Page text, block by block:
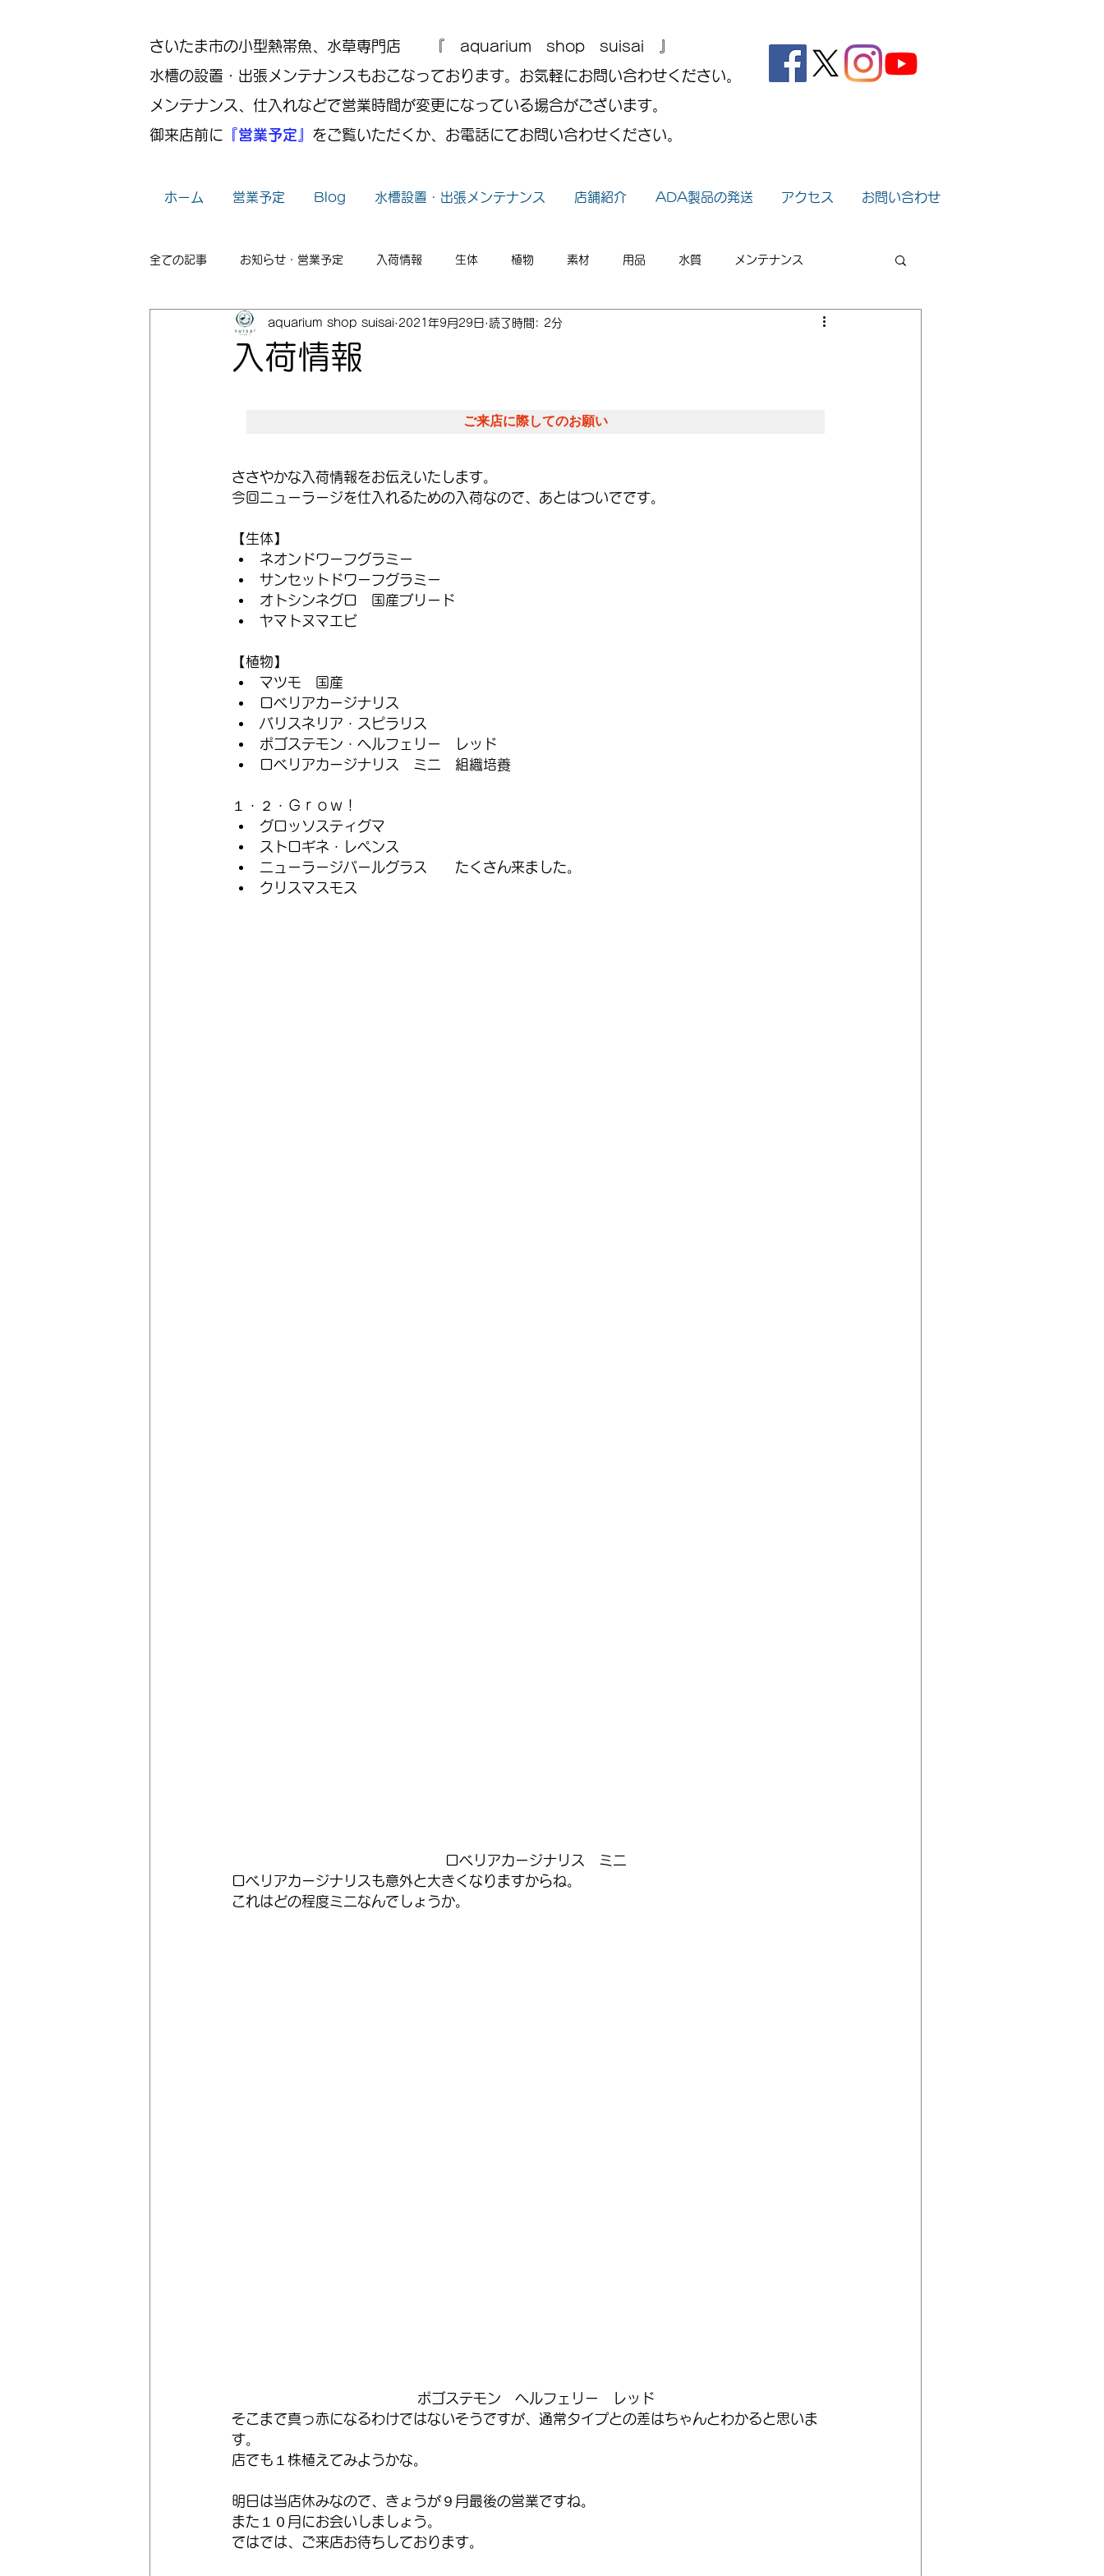
さいたま市の小型熱帯魚、水草専門店 『 aquarium shop suisai 』
水槽の設置・出張メンテナンスもおこなっております。お気軽にお問い合わせください。
メンテナンス、仕入れなどで営業時間が変更になっている場合がございます。
御来店前に 『営業予定』 をご覧いただくか、お電話にてお問い合わせください。
ホーム 営業予定 Blog 水槽設置・出張メンテナンス 店舗紹介 ADA製品の発送 アクセス お問い合わせ
全ての記事 お知らせ・営業予定 入荷情報 生体 植物 素材 用品 水質 メンテナンス
レイアウト 出張メンテナンス 小ネタ 2026年 2025年
入荷情報
aquarium shop suisai 2021年9月29日 読了時間: 2分
ご来店に際してのお願い
ささやかな入荷情報をお伝えいたします。
今回ニューラージを仕入れるための入荷なので、あとはついでです。
【生体】
ネオンドワーフグラミー
サンセットドワーフグラミー
オトシンネグロ　国産ブリード
ヤマトヌマエビ
【植物】
マツモ　国産
ロベリアカージナリス
バリスネリア・スピラリス
ポゴステモン・ヘルフェリー　レッド
ロベリアカージナリス　ミニ　組織培養
１・２・Ｇｒｏｗ！
グロッソスティグマ
ストロギネ・レペンス
ニューラージパールグラス　　たくさん来ました。
クリスマスモス
ロベリアカージナリス　ミニ
ロベリアカージナリスも意外と大きくなりますからね。
これはどの程度ミニなんでしょうか。
ポゴステモン　ヘルフェリー　レッド
そこまで真っ赤になるわけではないそうですが、通常タイプとの差はちゃんとわかると思いま
す。
店でも１株植えてみようかな。
明日は当店休みなので、きょうが９月最後の営業ですね。
また１０月にお会いしましょう。
ではでは、ご来店お待ちしております。